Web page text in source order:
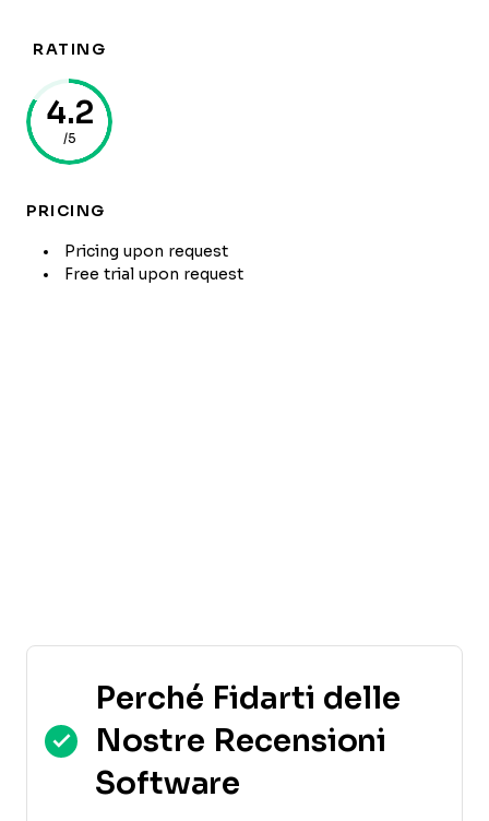
RATING
4.2
/5
PRICING
Pricing upon request
Free trial upon request
Perché Fidarti delle
Nostre Recensioni
Software